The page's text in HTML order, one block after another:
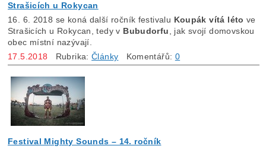
Strašicích u Rokycan
16. 6. 2018 se koná další ročník festivalu Koupák vítá létove
Strašicích u Rokycan, tedy v Bubudorfu, jak svojí domovskou
obec místní nazývají.
17.5.2018 Rubrika:Články Komentářů: 0
Festival Mighty Sounds – 14. ročník